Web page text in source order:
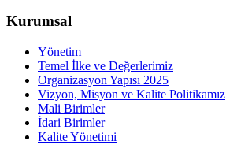
Kurumsal
Yönetim
Temel İlke ve Değerlerimiz
Organizasyon Yapısı 2025
Vizyon, Misyon ve Kalite Politikamız
Mali Birimler
İdari Birimler
Kalite Yönetimi